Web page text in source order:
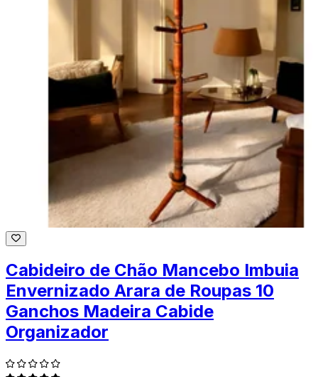
Cabideiro de Chão Mancebo Imbuia
Envernizado Arara de Roupas 10
Ganchos Madeira Cabide
Organizador